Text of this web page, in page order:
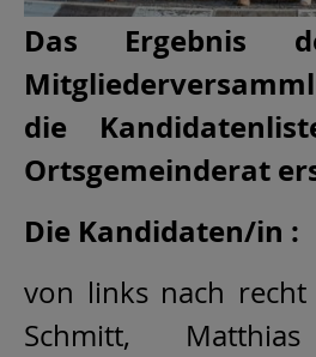
Das Ergebnis
die
Ortsgemeinderat
Die Kandidaten/in :
von links nach recht
Schmitt,